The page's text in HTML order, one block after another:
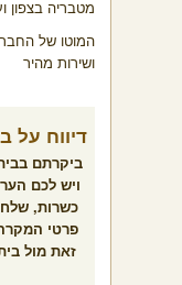
מטבריה בצפון
המוטו של
ושירות מהיר
דיווח על
ביקרתם
ויש לכם
כשרות,
פרטי
זאת מול